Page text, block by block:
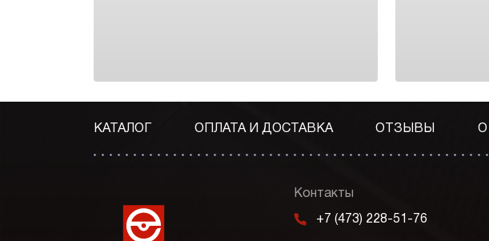
КАТАЛОГ ОПЛАТА И ДОСТАВКА ОТЗЫВЫ О
Контакты
m +7 (473) 228-51-76